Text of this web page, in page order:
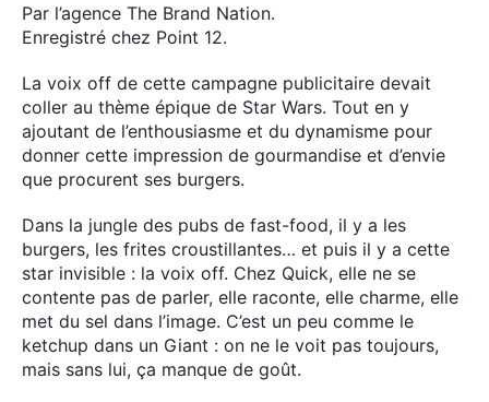
Par l’agence The Brand Nation.
Enregistré chez Point 12.
La voix off de cette campagne publicitaire devait
coller au thème épique de Star Wars. Tout en y
ajoutant de l’enthousiasme et du dynamisme pour
donner cette impression de gourmandise et d’envie
que procurent ses burgers.
Dans la jungle des pubs de fast-food, il y a les
burgers, les frites croustillantes… et puis il y a cette
star invisible : la voix off. Chez Quick, elle ne se
contente pas de parler, elle raconte, elle charme, elle
met du sel dans l’image. C’est un peu comme le
ketchup dans un Giant : on ne le voit pas toujours,
mais sans lui, ça manque de goût.